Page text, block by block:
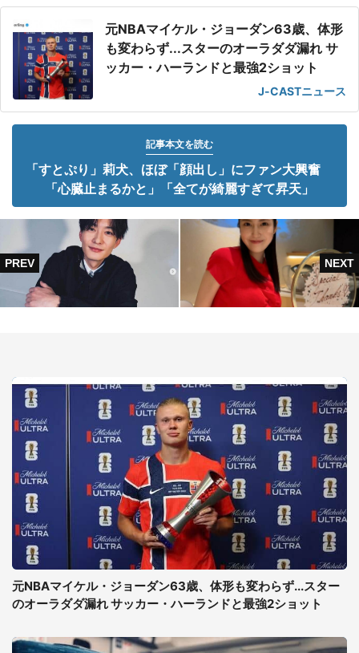
元NBAマイケル・ジョーダン63歳、体形
も変わらず...スターのオーラダダ漏れ サ
ッカー・ハーランドと最強2ショット
J-CASTニュース
記事本文を読む
「すとぷり」莉犬、ほぼ「顔出し」にファン大興奮
「心臓止まるかと」「全てが綺麗すぎて昇天」
元NBAマイケル・ジョーダン63歳、体形も変わらず...スター
のオーラダダ漏れ サッカー・ハーランドと最強2ショット